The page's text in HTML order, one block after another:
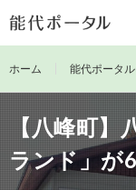
ホーム 能代ポータ
【八峰町
ランド」が